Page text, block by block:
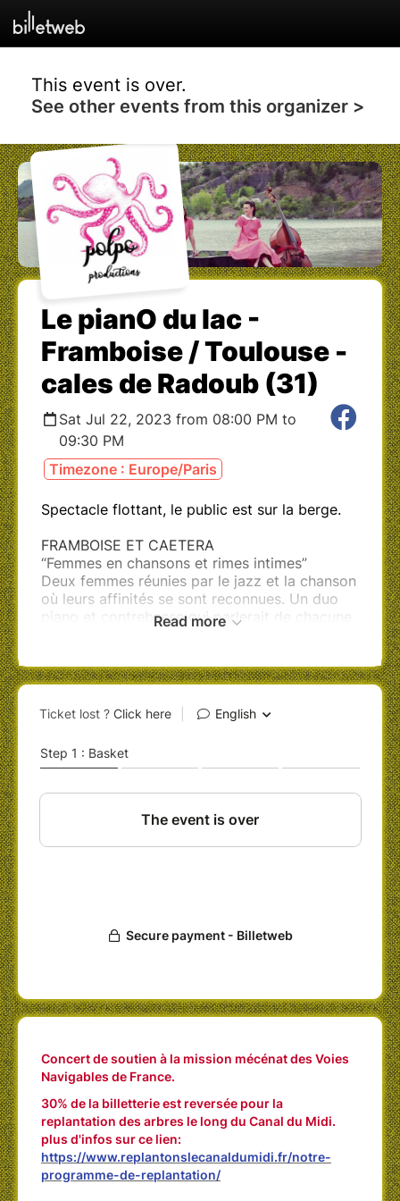
This event is over.
See other events from this organizer >
Le pianO du lac -
Framboise / Toulouse -
cales de Radoub (31)
Sat Jul 22, 2023 from 08:00 PM to
09:30 PM
Timezone : Europe/Paris
Spectacle flottant, le public est sur la berge.
FRAMBOISE ET CAETERA
“Femmes en chansons et rimes intimes”
Deux femmes réunies par le jazz et la chanson
où leurs affinités se sont reconnues. Un duo
piano et contrebasse qui parlerait de chacune
et du décalage pour questionner la place de la
féminité ou des femmes dans notre société. En
farfouillant dans le répertoire de la chanson
française et des artistes qui ont écrit sur les
Brigitte Fontaine, Juliette, Barbara, Juliette
Avec : Susana Tiertant (chant, piano) et Claire
Mazard (chant, contrebasse), Thomas
Amouyal (régie, plongeur), Nicolas
Buclin (chant et sonorisation).
Concert de soutien à la mission mécénat des
Voies Navigables de France. 30% de la
LIEUCales de Radoub, 65 allée des
BILLETTERIE VOLONTAIRE
Cette tournée est autofinancée, elle existe
grâce à votre participation.
Prix conseillé 15€ / Prix de soutien 20€
Vous pouvez donner plus pour soutenir le
projet et son équipe.
Vous pouvez donner moins si vous avez un
Read more
Concert de soutien à la mission mécénat des Voies
Navigables de France.
30% de la billetterie est reversée pour la
replantation des arbres le long du Canal du Midi.
plus d'infos sur ce lien:
https://www.replantonslecanaldumidi.fr/notre-
programme-de-replantation/